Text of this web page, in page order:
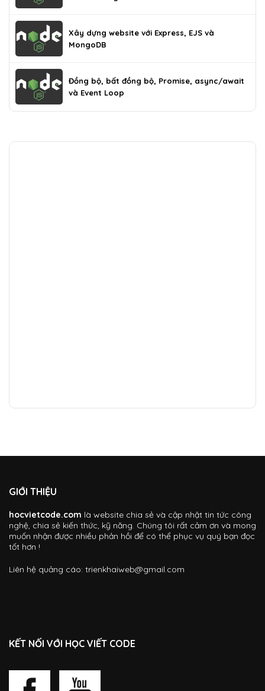
Xây dựng website với Express, EJS và
MongoDB
Đồng bộ, bất đồng bộ, Promise, async/await
và Event Loop
GIỚI THIỆU
hocvietcode.com là website chia sẻ và cập nhật tin tức công
nghệ, chia sẻ kiến thức, kỹ năng. Chúng tôi rất cảm ơn và mong
muốn nhận được nhiều phản hồi để có thể phục vụ quý bạn đọc
tốt hơn !
Liên hệ quảng cáo: trienkhaiweb@gmail.com
KẾT NỐI VỚI HỌC VIẾT CODE